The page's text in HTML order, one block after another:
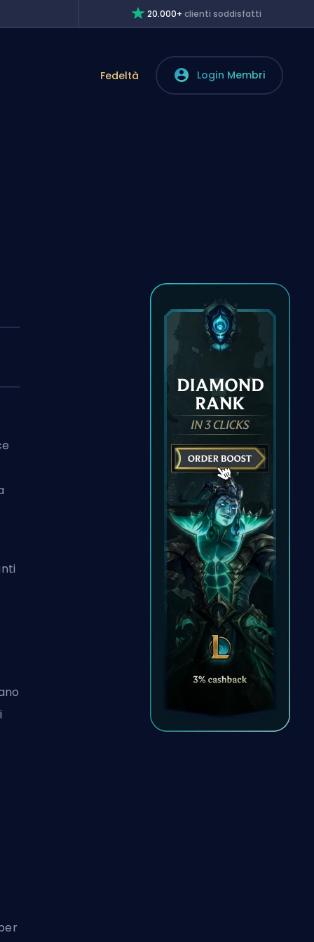
20.000+clienti soddisfatti
Fedeltà Login Membri